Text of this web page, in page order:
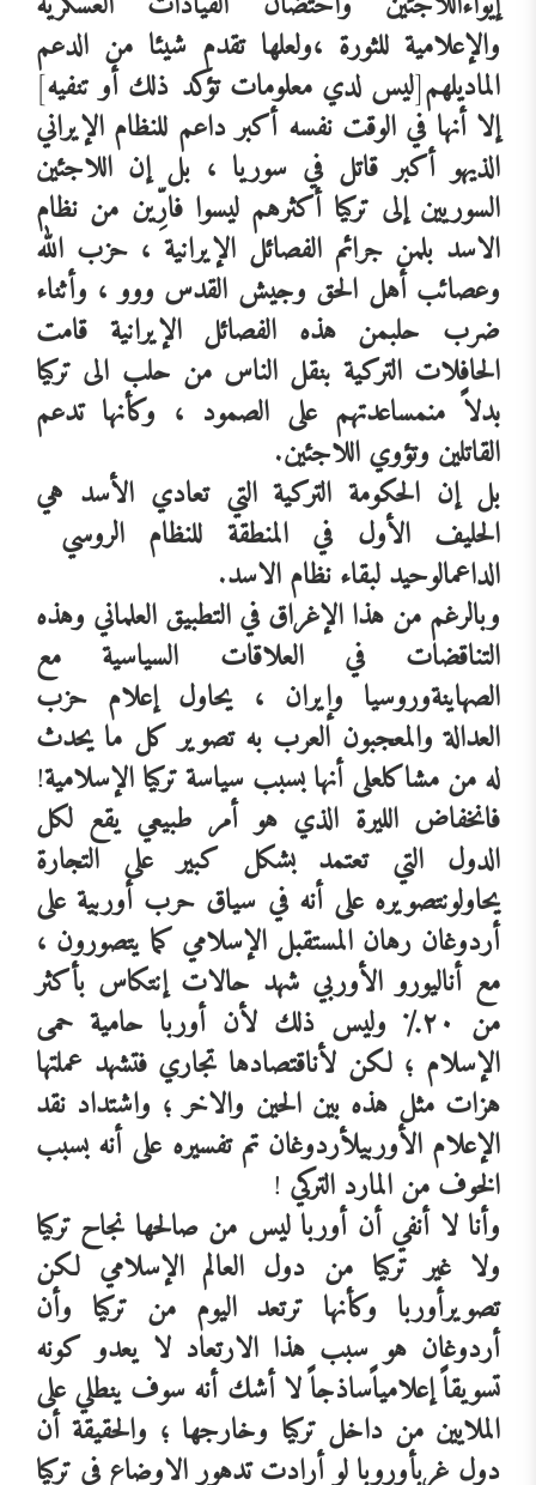
والإعلامية للثورة ،ولعلها تقدم شيئا من الدعم
الماديلهم[ليسلديمعلوماتتؤكد ذلكأوتنفيه]
إلاأنهافيالوقتنفسه أكبرداعم للنظامالإيراني
الذيهو أكبر قاتل في سوريا ، بل إن اللاجئين
السوريين إلى تركيا أكثرهم ليسوا فارِّين من نظام
الاسد بلمن جرائم الفصائل الإيرانية ، حزب الله
وعصائبأهل الحق وجيش القدس ووو ، وأثناء
ضرب حلبمن هذه الفصائل الإيرانية قامت
الحافلات التركية بنقل الناس من حلب الى تركيا
بدلاً منمساعدتهم على الصمود ، وكأنها تدعم
القاتلينوتؤوياللاجئين.
بل إن الحكومة التركية التي تعادي الأسد هي
الحليف الأول في المنطقة للنظام الروسي
الداعمالوحيدلبقاءنظامالاسد.
وبالرغممنهذاالإغراقفيالتطبيقالعلمانيوهذه
التناقضات في العلاقات السياسية مع
الصهاينةوروسيا وإيران ، يحاول إعلام حزب
العدالة والمعجبون العرب به تصوير كل ما يحدث
لهمنمشاكلعلىأنهابسببسياسةتركياالإسلامية!
فانخفاض الليرة الذي هو أمر طبيعي يقع لكل
الدول التي تعتمد بشكل كبير على التجارة
يحاولونتصويره على أنه في سياق حرب أوربيةعلى
أردوغان رهانالمستقبلالإسلاميكمايتصورون ،
مع أناليورو الأوربي شهد حالات إنتكاس بأكثر
من ٢٠٪ وليس ذلك لأن أوربا حامية حمى
الإسلام ؛ لكن لأناقتصادها تجاري فتشهد عملتها
هزات مثل هذه بين الحين والاخر ؛ واشتداد نقد
الإعلامالأوربيلأردوغانتمتفسيره علىأنهبسبب
الخوفمنالماردالتركي !
وأنالا أنفيأنأورباليس منصالحها نجاحتركيا
ولا غير تركيا من دول العالم الإسلامي لكن
تصويرأوربا وكأنها ترتعد اليوم من تركيا وأن
أردوغان هو سبب هذا الارتعاد لا يعدو كونه
تسويقاًإعلامياًساذجاًلاأشكأنهسوفينطليعلى
الملايين من داخل تركيا وخارجها ؛ والحقيقة أن
دولغربأوروبالوأرادتتدهورالاوضاعفيتركيا